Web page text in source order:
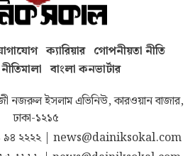
ক্যারিয়ার গোপনীয়তা নীতি
বাংলা কনভার্টার
নজরুল ইসলাম এভিনিউ, কারওয়ান বাজার,
ঢাকা-১২১৫
২২২২| news@dainiksokal.com